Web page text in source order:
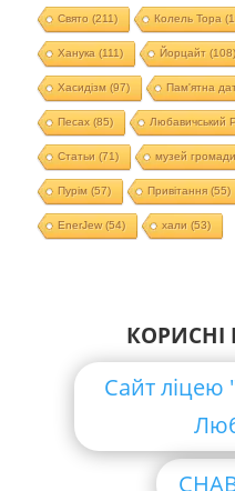
Свято (211) Колель Тора
Ханука (111) Йорцайт
Хасидізм (97) Пам'ятна
Песах(85) Любавичський
Статьи (71) музей громади
Пурім (57) Привітання(55)
EnerJew(54) хали (53)
Сайт